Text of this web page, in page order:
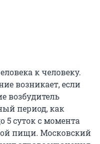
к человеку.
возникает, если
возбудитель
период, как
5 суток с момента
пищи. Московский